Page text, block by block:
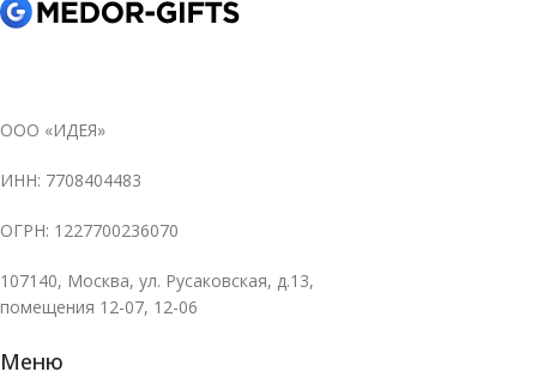
ООО «ИДЕЯ»
ИНН: 7708404483
ОГРН: 1227700236070
107140, Москва, ул. Русаковская, д.13,
помещения 12-07, 12-06
Меню